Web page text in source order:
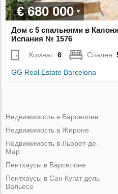
€ 680 000
Дом с 5 спальнями в
Испания № 1576
Комнат:6 Спален:
GG Real Estate Barcelona
Недвижимость в Барселоне
Недвижимость в Жироне
Недвижимость в Льорет-де-
Мар
Пентхаусы в Барселоне
Пентхаусы в Сан Кугат дель
Вальесе